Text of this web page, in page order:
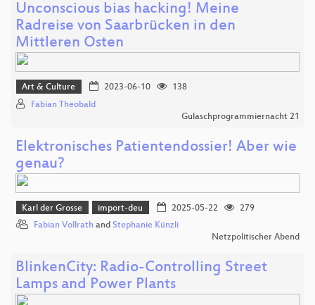
Unconscious bias hacking! Meine
Radreise von Saarbrücken in den
Mittleren Osten
Art & Culture 2023-06-10
138
Fabian Theobald
Gulaschprogrammiernacht 21
Elektronisches Patientendossier! Aber wie
genau?
Karl der Grosse import-deu 2025-05-22
279
Fabian Vollrath and Stephanie Künzli
Netzpolitischer Abend
BlinkenCity: Radio-Controlling Street
Lamps and Power Plants